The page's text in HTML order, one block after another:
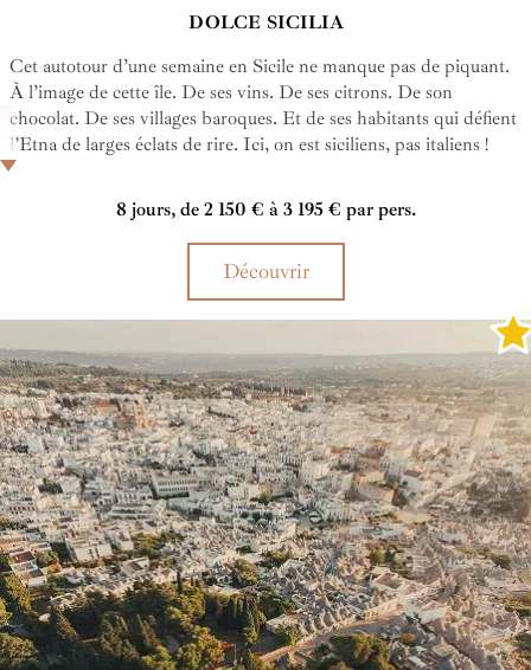
DOLCE SICILIA
Cet autotour d’une semaine en Sicile ne manque pas de piquant.
À l’image de cette île. De ses vins. De ses citrons. De son
chocolat. De ses villages baroques. Et de ses habitants qui défient
l’Etna de larges éclats de rire. Ici, on est siciliens, pas italiens !
Non plus grecs, normands ou byzantins comme autrefois…
8 jours, de 2 150 € à 3 195 € par pers.
Découvrir